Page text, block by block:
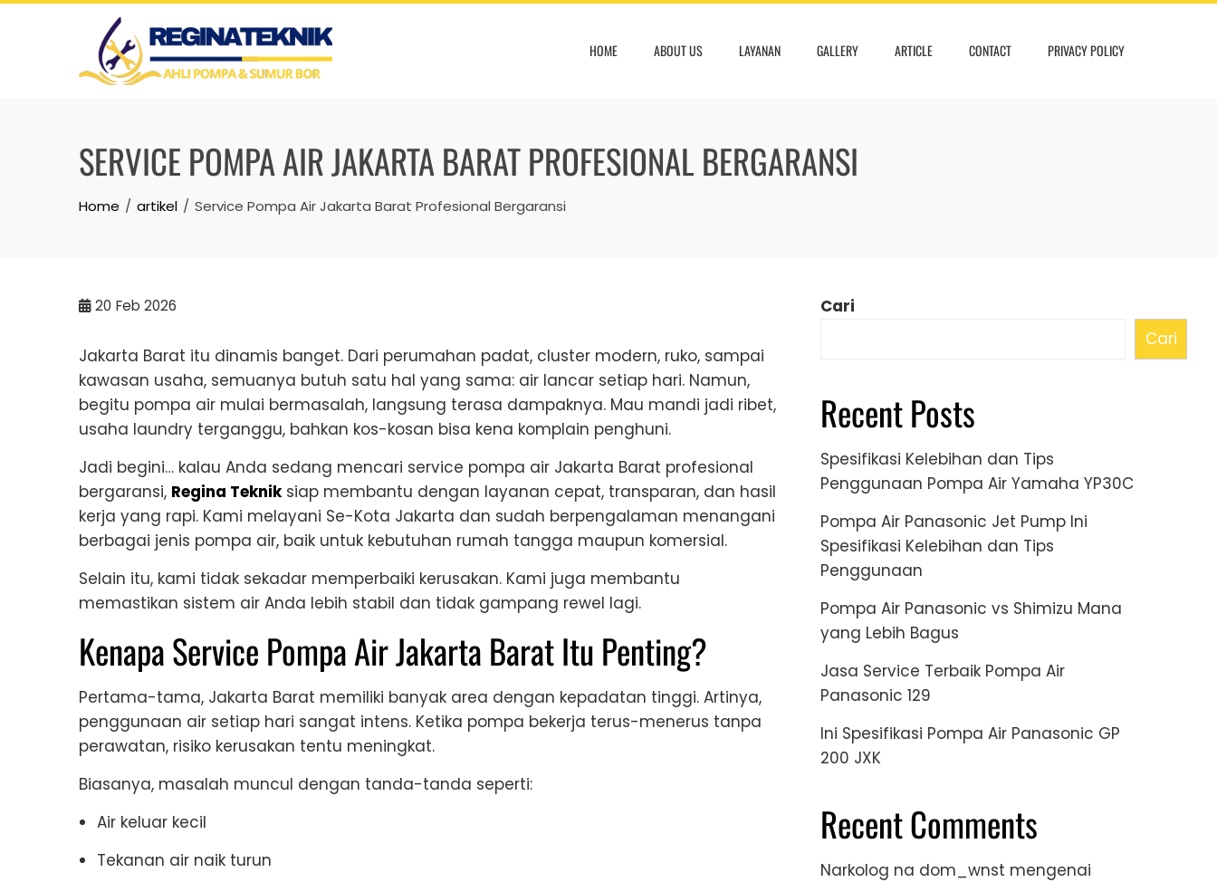
Skip
HOME ABOUT US LAYANAN GALLERY ARTICLE CONTACT PRIVACY POLICY
SERVICE POMPA AIR JAKARTA BARAT PROFESIONAL BERGARANSI
Home artikel Service Pompa Air Jakarta Barat Profesional Bergaransi
20 Feb 2026
Jakarta Barat itu dinamis banget. Dari perumahan padat, cluster modern, ruko, sampai
kawasan usaha, semuanya butuh satu hal yang sama: air lancar setiap hari. Namun,
begitu pompa air mulai bermasalah, langsung terasa dampaknya. Mau mandi jadi ribet,
usaha laundry terganggu, bahkan kos-kosan bisa kena komplain penghuni.
Jadi begini… kalau Anda sedang mencari service pompa air Jakarta Barat profesional
bergaransi, Regina Tekniksiap membantu dengan layanan cepat, transparan, dan hasil
kerja yang rapi. Kami melayani Se-Kota Jakarta dan sudah berpengalaman menangani
berbagai jenis pompa air, baik untuk kebutuhan rumah tangga maupun komersial.
Selain itu, kami tidak sekadar memperbaiki kerusakan. Kami juga membantu
memastikan sistem air Anda lebih stabil dan tidak gampang rewel lagi.
Kenapa Service Pompa Air Jakarta Barat Itu Penting?
Pertama-tama, Jakarta Barat memiliki banyak area dengan kepadatan tinggi. Artinya,
penggunaan air setiap hari sangat intens. Ketika pompa bekerja terus-menerus tanpa
perawatan, risiko kerusakan tentu meningkat.
Biasanya, masalah muncul dengan tanda-tanda seperti:
Air keluar kecil
Tekanan air naik turun
Cari
Cari
Recent Posts
Spesifikasi Kelebihan dan Tips
Penggunaan Pompa Air Yamaha YP30C
Pompa Air Panasonic Jet Pump Ini
Spesifikasi Kelebihan dan Tips
Penggunaan
Pompa Air Panasonic vs Shimizu Mana
yang Lebih Bagus
Jasa Service Terbaik Pompa Air
Panasonic 129
Ini Spesifikasi Pompa Air Panasonic GP
200 JXK
Recent Comments
Narkolog na dom_wnst mengenai